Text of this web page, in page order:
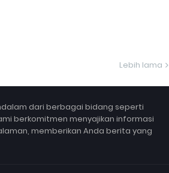
Lebih lama
dari berbagai bidang seperti
berkomitmen menyajikan informasi
memberikan Anda berita yang